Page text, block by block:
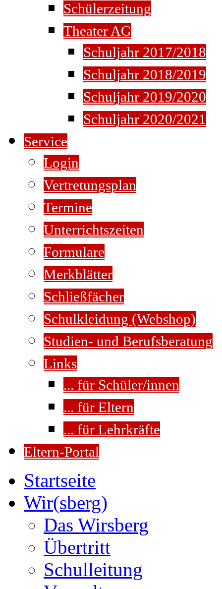
Schülerzeitung
Theater AG
Schuljahr 2017/2018
Schuljahr 2018/2019
Schuljahr 2019/2020
Schuljahr 2020/2021
Service
Login
Vertretungsplan
Termine
Unterrichtszeiten
Formulare
Merkblätter
Schließfächer
Schulkleidung (Webshop)
Studien- und Berufsberatung
Links
... für Schüler/innen
... für Eltern
... für Lehrkräfte
Eltern-Portal
Startseite
Wir(sberg)
Das Wirsberg
Übertritt
Schulleitung